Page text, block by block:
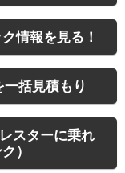
情報を見る！
一括見積もり
スターに乗れ
）